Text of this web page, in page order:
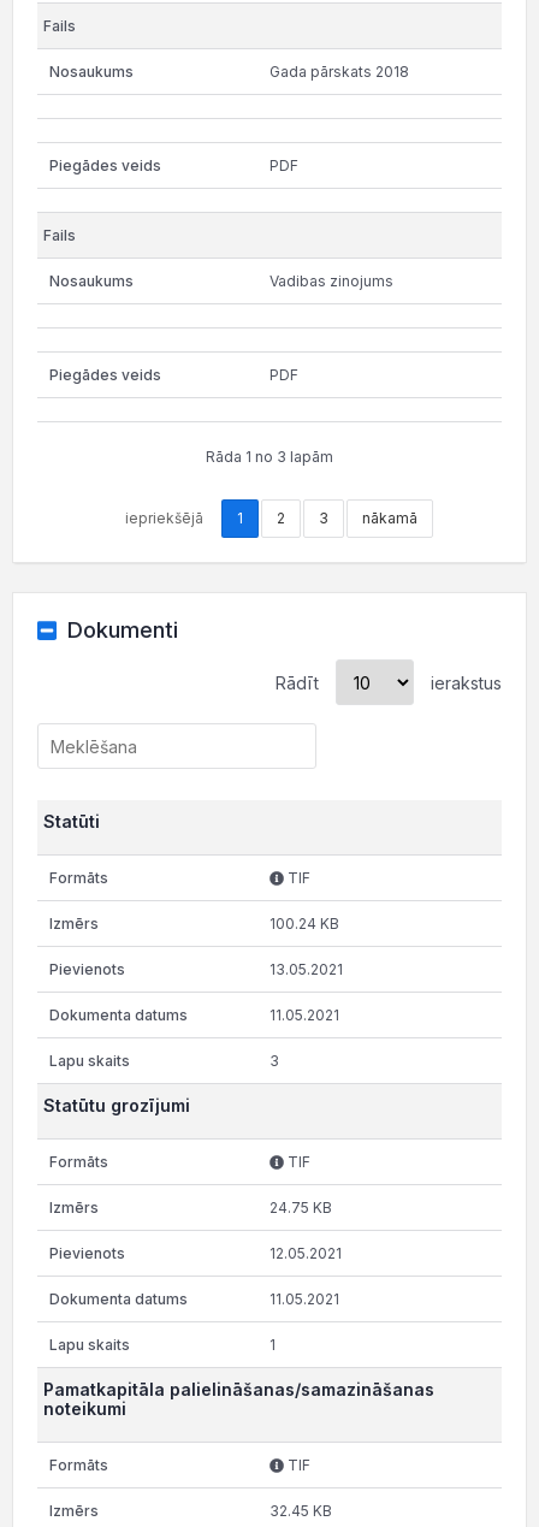
Gada pārskats 2018
PDF
Vadibas zinojums
PDF
Rāda 1 no 3 lapām
iepriekšējā 1 2 3 nākamā
Dokumenti
Rādīt ierakstus
Statūti
TIF
100.24 KB
13.05.2021
11.05.2021
3
Statūtu grozījumi
TIF
24.75 KB
12.05.2021
11.05.2021
1
Pamatkapitāla palielināšanas/samazināšanas
noteikumi
TIF
32.45 KB